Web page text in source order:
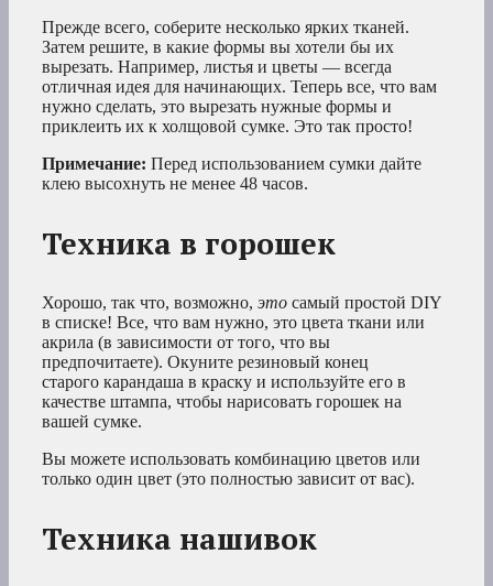
Прежде всего, соберите несколько ярких тканей.
Затем решите, в какие формы вы хотели бы их
вырезать. Например, листья и цветы — всегда
отличная идея для начинающих. Теперь все, что вам
нужно сделать, это вырезать нужные формы и
приклеить их к холщовой сумке. Это так просто!
Примечание: Перед использованием сумки дайте
клею высохнуть не менее 48 часов.
Техника в горошек
Хорошо, так что, возможно, это самый простой DIY
в списке! Все, что вам нужно, это цвета ткани или
акрила (в зависимости от того, что вы
предпочитаете). Окуните резиновый конец
старого карандаша в краску и используйте его в
качестве штампа, чтобы нарисовать горошек на
вашей сумке.
Вы можете использовать комбинацию цветов или
только один цвет (это полностью зависит от вас).
Техника нашивок